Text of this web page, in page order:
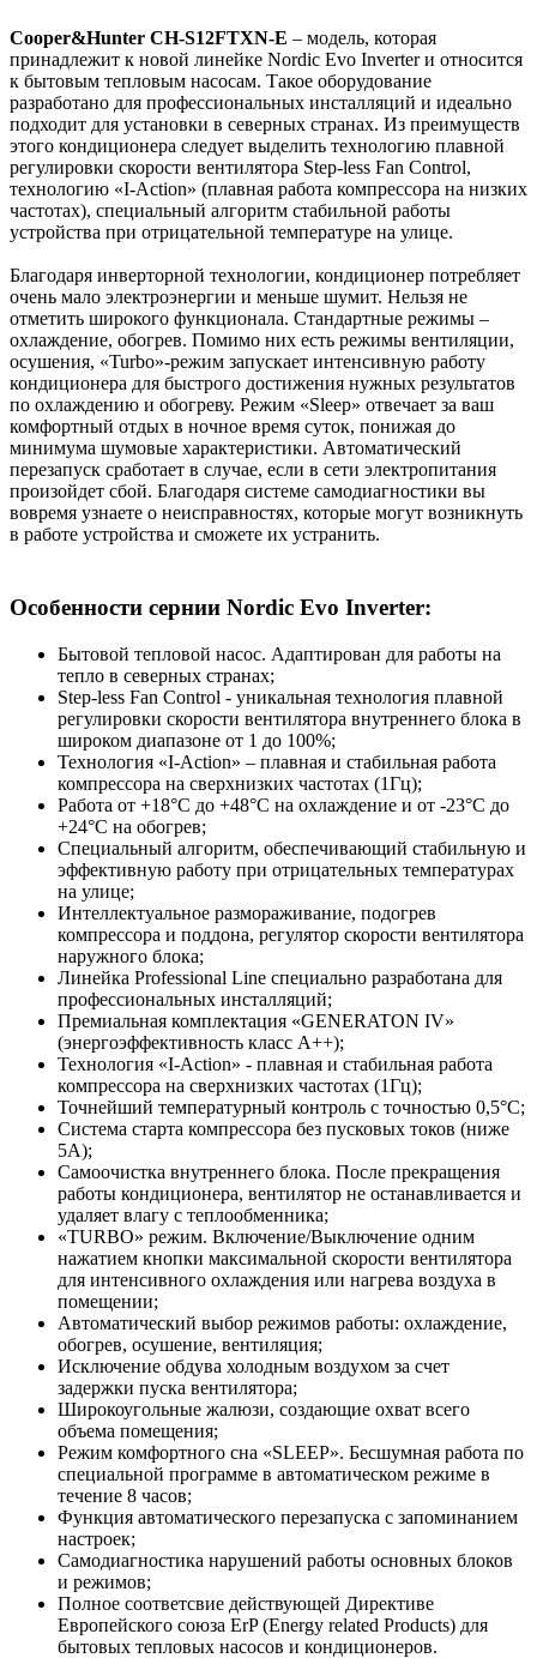
Cooper&Hunter CH-S12FTXN-E – модель, которая
принадлежит к новой линейке Nordic Evo Inverter и относится
к бытовым тепловым насосам. Такое оборудование
разработано для профессиональных инсталляций и идеально
подходит для установки в северных странах. Из преимуществ
этого кондиционера следует выделить технологию плавной
регулировки скорости вентилятора Step-less Fan Control,
технологию «I-Action» (плавная работа компрессора на низких
частотах), специальный алгоритм стабильной работы
устройства при отрицательной температуре на улице.
Благодаря инверторной технологии, кондиционер потребляет
очень мало электроэнергии и меньше шумит. Нельзя не
отметить широкого функционала. Стандартные режимы –
охлаждение, обогрев. Помимо них есть режимы вентиляции,
осушения, «Turbo»-режим запускает интенсивную работу
кондиционера для быстрого достижения нужных результатов
по охлаждению и обогреву. Режим «Sleep» отвечает за ваш
комфортный отдых в ночное время суток, понижая до
минимума шумовые характеристики. Автоматический
перезапуск сработает в случае, если в сети электропитания
произойдет сбой. Благодаря системе самодиагностики вы
вовремя узнаете о неисправностях, которые могут возникнуть
в работе устройства и сможете их устранить.
Особенности сернии Nordic Evo Inverter:
Бытовой тепловой насос. Адаптирован для работы на
тепло в северных странах;
Step-less Fan Control - уникальная технология плавной
регулировки скорости вентилятора внутреннего блока в
широком диапазоне от 1 до 100%;
Технология «I-Action» – плавная и стабильная работа
компрессора на сверхнизких частотах (1Гц);
Работа от +18°C до +48°C на охлаждение и от -23°C до
+24°C на обогрев;
Специальный алгоритм, обеспечивающий стабильную и
эффективную работу при отрицательных температурах
на улице;
Интеллектуальное размораживание, подогрев
компрессора и поддона, регулятор скорости вентилятора
наружного блока;
Линейка Professional Line специально разработана для
профессиональных инсталляций;
Премиальная комплектация «GENERATON IV»
(энергоэффективность класс А++);
Технология «I-Action» - плавная и стабильная работа
компрессора на сверхнизких частотах (1Гц);
Точнейший температурный контроль с точностью 0,5°C;
Система старта компрессора без пусковых токов (ниже
5А);
Самоочистка внутреннего блока. После прекращения
работы кондиционера, вентилятор не останавливается и
удаляет влагу с теплообменника;
«TURBO» режим. Включение/Выключение одним
нажатием кнопки максимальной скорости вентилятора
для интенсивного охлаждения или нагрева воздуха в
помещении;
Автоматический выбор режимов работы: охлаждение,
обогрев, осушение, вентиляция;
Исключение обдува холодным воздухом за счет
задержки пуска вентилятора;
Широкоугольные жалюзи, создающие охват всего
объема помещения;
Режим комфортного сна «SLЕЕР». Бесшумная работа по
специальной программе в автоматическом режиме в
течение 8 часов;
Функция автоматического перезапуска с запоминанием
настроек;
Самодиагностика нарушений работы основных блоков
и режимов;
Полное соответсвие действующей Директиве
Европейского союза ErP (Energy related Products) для
бытовых тепловых насосов и кондиционеров.